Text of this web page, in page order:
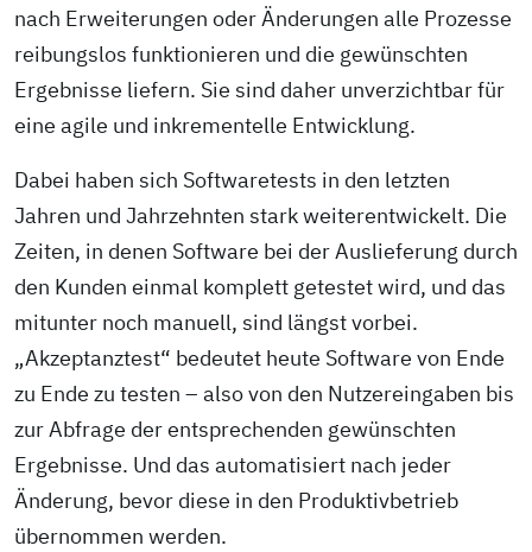
nach Erweiterungen oder Änderungen alle Prozesse
reibungslos funktionieren und die gewünschten
Ergebnisse liefern. Sie sind daher unverzichtbar für
eine agile und inkrementelle Entwicklung.
Dabei haben sich Softwaretests in den letzten
Jahren und Jahrzehnten stark weiterentwickelt. Die
Zeiten, in denen Software bei der Auslieferung durch
den Kunden einmal komplett getestet wird, und das
mitunter noch manuell, sind längst vorbei.
„Akzeptanztest“ bedeutet heute Software von Ende
zu Ende zu testen – also von den Nutzer­eingaben bis
zur Abfrage der entsprechenden gewünschten
Ergebnisse. Und das automatisiert nach jeder
Änderung, bevor diese in den Produktivbetrieb
übernommen werden.